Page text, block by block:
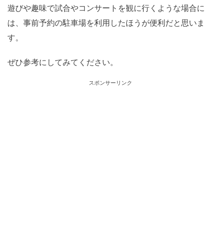
遊びや趣味で試合やコンサートを観に行くような場合に
は、事前予約の駐車場を利用したほうが便利だと思いま
す。
ぜひ参考にしてみてください。
スポンサーリンク